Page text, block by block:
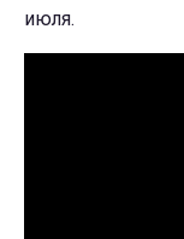
июля.